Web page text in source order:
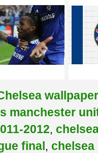
wallpaper
manchester
2012,
final, chelsea